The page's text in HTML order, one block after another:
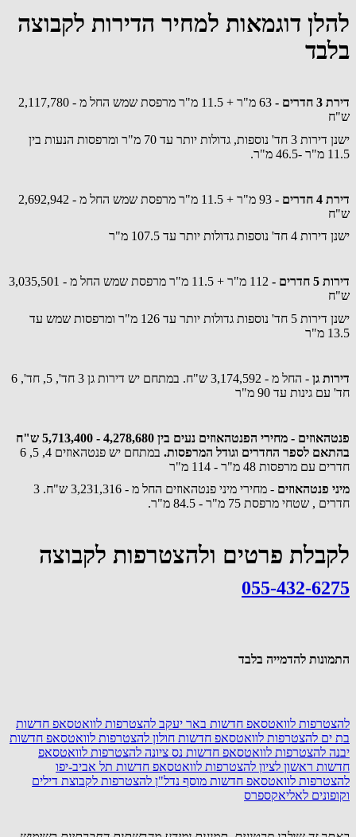
להלן דוגמאות למחיר הדירות לקבוצה
בלבד
דירת 3 חדרים -
63 מ"ר + 11.5 מ"ר מרפסת שמש החל מ - 2,117,780
ש"ח
ישנן דירות 3 חד' נוספות, גדולות יותר עד 70 מ"ר ומרפסות הנעות בין
11.5 מ"ר -46.5 מ"ר.
דירת 4 חדרים -
93 מ"ר + 11.5 מ"ר מרפסת שמש החל מ - 2,692,942
ש"ח
ישנן דירות 4 חד' נוספות גדולות יותר עד 107.5 מ"ר
דירות 5 חדרים -
112 מ"ר + 11.5 מ"ר מרפסת שמש החל מ - 3,035,501
ש"ח
ישנן דירות 5 חד' נוספות גדולות יותר עד 126 מ"ר ומרפסות שמש עד
13.5 מ"ר
דירות גן
- החל מ - 3,174,592 ש"ח. במתחם יש דירות גן 3 חד', 5, חד', 6
חד' עם גינות עד 90 מ"ר
פנטהאוזים - מחירי הפנטהאוזים נעים בין 4,278,680 - 5,713,400 ש"ח
בהתאם לספר החדרים וגודל המרפסות.
במתחם יש פנטהאוזים 4, 5, 6
חדרים עם מרפסות 48 מ"ר - 114 מ"ר
מיני פנטהאוזים
- מחירי מיני פנטהאוזים החל מ - 3,231,316 ש"ח. 3
חדרים , שטחי מרפסת 75 מ"ר - 84.5 מ"ר.
לקבלת פרטים ולהצטרפות לקבוצה
055-432-6275
התמונות להדמייה בלבד
להצטרפות לוואטסאפ חדשות באר יעקב להצטרפות לוואטסאפ חדשות
בת ים להצטרפות לוואטסאפ חדשות חולון להצטרפות לוואטסאפ חדשות
יבנה להצטרפות לוואטסאפ חדשות נס ציונה להצטרפות לוואטסאפ
חדשות ראשון לציון להצטרפות לוואטסאפ חדשות תל אביב-יפו
להצטרפות לוואטסאפ חדשות מוסף נדל"ן להצטרפות לקבוצת דילים
וקופונים לאליאקספרס